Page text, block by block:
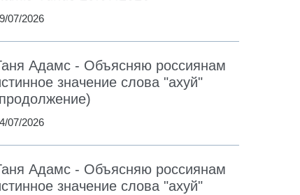
07/2026
Адамс - Объясняю россиянам
значение слова "ахуй"
07/2026
Адамс - Объясняю россиянам
значение слова "ахуй"